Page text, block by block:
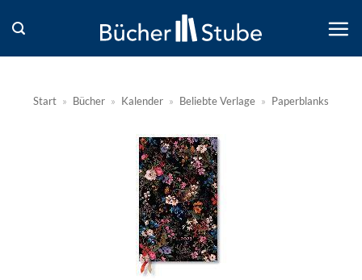
Inhalt
springen
Start » Bücher » Kalender » Beliebte Verlage » Paperblanks